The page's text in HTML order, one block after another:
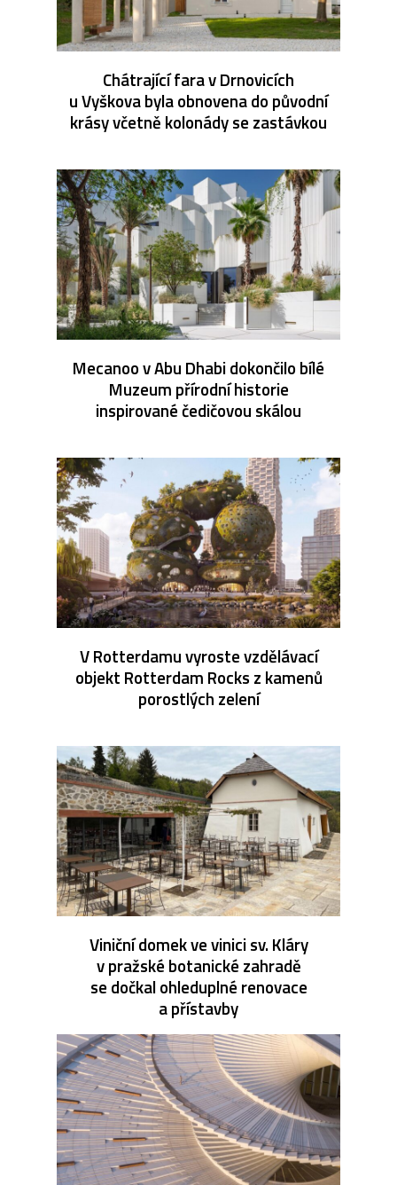
Chátrající fara v Drnovicích
u Vyškova byla obnovena do původní
krásy včetně kolonády se zastávkou
Mecanoo v Abu Dhabi dokončilo bílé
Muzeum přírodní historie
inspirované čedičovou skálou
V Rotterdamu vyroste vzdělávací
objekt Rotterdam Rocks z kamenů
porostlých zelení
Viniční domek ve vinici sv. Kláry
v pražské botanické zahradě
se dočkal ohleduplné renovace
a přístavby